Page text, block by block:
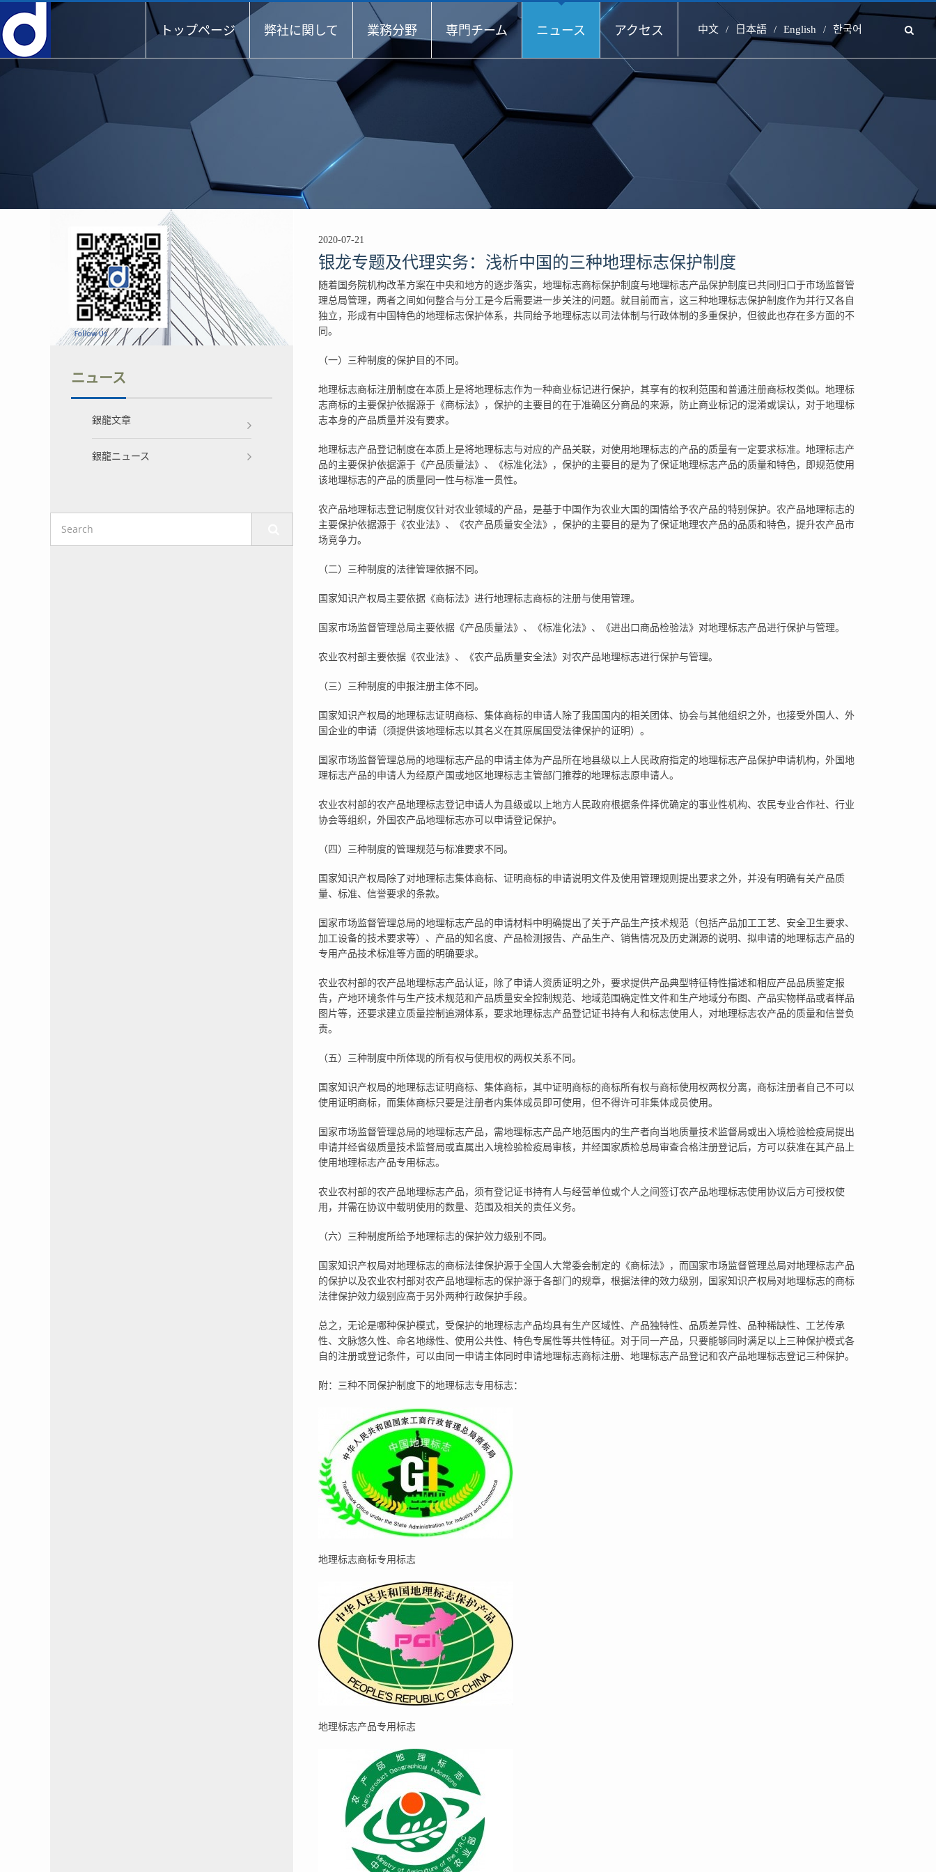
トップページ 弊社に関して 業務分野 専門チーム ニュース アクセス 中文 日本語 English 한국어
2020-07-21
银龙专题及代理实务：浅析中国的三种地理标志保护制度
随着国务院机构改革方案在中央和地方的逐步落实，地理标志商标保护制度与地理标志产品保护制度已共同归口于市场监督管
理总局管理，两者之间如何整合与分工是今后需要进一步关注的问题。就目前而言，这三种地理标志保护制度作为并行又各自
独立，形成有中国特色的地理标志保护体系，共同给予地理标志以司法体制与行政体制的多重保护，但彼此也存在多方面的不
同。
（一）三种制度的保护目的不同。
地理标志商标注册制度在本质上是将地理标志作为一种商业标记进行保护，其享有的权利范围和普通注册商标权类似。地理标
志商标的主要保护依据源于《商标法》，保护的主要目的在于准确区分商品的来源，防止商业标记的混淆或误认，对于地理标
志本身的产品质量并没有要求。
地理标志产品登记制度在本质上是将地理标志与对应的产品关联，对使用地理标志的产品的质量有一定要求标准。地理标志产
品的主要保护依据源于《产品质量法》、《标准化法》，保护的主要目的是为了保证地理标志产品的质量和特色，即规范使用
该地理标志的产品的质量同一性与标准一贯性。
农产品地理标志登记制度仅针对农业领域的产品，是基于中国作为农业大国的国情给予农产品的特别保护。农产品地理标志的
主要保护依据源于《农业法》、《农产品质量安全法》，保护的主要目的是为了保证地理农产品的品质和特色，提升农产品市
场竞争力。
（二）三种制度的法律管理依据不同。
国家知识产权局主要依据《商标法》进行地理标志商标的注册与使用管理。
国家市场监督管理总局主要依据《产品质量法》、《标准化法》、《进出口商品检验法》对地理标志产品进行保护与管理。
农业农村部主要依据《农业法》、《农产品质量安全法》对农产品地理标志进行保护与管理。
（三）三种制度的申报注册主体不同。
国家知识产权局的地理标志证明商标、集体商标的申请人除了我国国内的相关团体、协会与其他组织之外，也接受外国人、外
国企业的申请（须提供该地理标志以其名义在其原属国受法律保护的证明）。
国家市场监督管理总局的地理标志产品的申请主体为产品所在地县级以上人民政府指定的地理标志产品保护申请机构，外国地
理标志产品的申请人为经原产国或地区地理标志主管部门推荐的地理标志原申请人。
农业农村部的农产品地理标志登记申请人为县级或以上地方人民政府根据条件择优确定的事业性机构、农民专业合作社、行业
协会等组织，外国农产品地理标志亦可以申请登记保护。
（四）三种制度的管理规范与标准要求不同。
国家知识产权局除了对地理标志集体商标、证明商标的申请说明文件及使用管理规则提出要求之外，并没有明确有关产品质
量、标准、信誉要求的条款。
国家市场监督管理总局的地理标志产品的申请材料中明确提出了关于产品生产技术规范（包括产品加工工艺、安全卫生要求、
加工设备的技术要求等）、产品的知名度、产品检测报告、产品生产、销售情况及历史渊源的说明、拟申请的地理标志产品的
专用产品技术标准等方面的明确要求。
农业农村部的农产品地理标志产品认证，除了申请人资质证明之外，要求提供产品典型特征特性描述和相应产品品质鉴定报
告，产地环境条件与生产技术规范和产品质量安全控制规范、地域范围确定性文件和生产地域分布图、产品实物样品或者样品
图片等，还要求建立质量控制追溯体系，要求地理标志产品登记证书持有人和标志使用人，对地理标志农产品的质量和信誉负
责。
（五）三种制度中所体现的所有权与使用权的两权关系不同。
国家知识产权局的地理标志证明商标、集体商标，其中证明商标的商标所有权与商标使用权两权分离，商标注册者自己不可以
使用证明商标，而集体商标只要是注册者内集体成员即可使用，但不得许可非集体成员使用。
国家市场监督管理总局的地理标志产品，需地理标志产品产地范围内的生产者向当地质量技术监督局或出入境检验检疫局提出
申请并经省级质量技术监督局或直属出入境检验检疫局审核，并经国家质检总局审查合格注册登记后，方可以获准在其产品上
使用地理标志产品专用标志。
农业农村部的农产品地理标志产品，须有登记证书持有人与经营单位或个人之间签订农产品地理标志使用协议后方可授权使
用，并需在协议中载明使用的数量、范围及相关的责任义务。
（六）三种制度所给予地理标志的保护效力级别不同。
国家知识产权局对地理标志的商标法律保护源于全国人大常委会制定的《商标法》，而国家市场监督管理总局对地理标志产品
的保护以及农业农村部对农产品地理标志的保护源于各部门的规章，根据法律的效力级别，国家知识产权局对地理标志的商标
法律保护效力级别应高于另外两种行政保护手段。
总之，无论是哪种保护模式，受保护的地理标志产品均具有生产区域性、产品独特性、品质差异性、品种稀缺性、工艺传承
性、文脉悠久性、命名地缘性、使用公共性、特色专属性等共性特征。对于同一产品，只要能够同时满足以上三种保护模式各
自的注册或登记条件，可以由同一申请主体同时申请地理标志商标注册、地理标志产品登记和农产品地理标志登记三种保护。
附：三种不同保护制度下的地理标志专用标志：
地理标志商标专用标志
地理标志产品专用标志
ニュース
銀龍文章
銀龍ニュース